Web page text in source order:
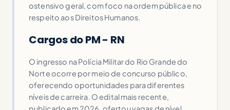
ostensivo geral, com foco na ordem pública e no
respeito aos Direitos Humanos.
Cargos do PM - RN
O ingresso na Polícia Militar do Rio Grande do
Norte ocorre por meio de concurso público,
oferecendo oportunidades para diferentes
níveis de carreira. O edital mais recente,